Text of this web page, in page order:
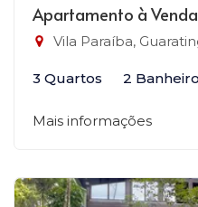
Apartamento à
Vila Paraíba,
3 Quartos 2
Mais informações